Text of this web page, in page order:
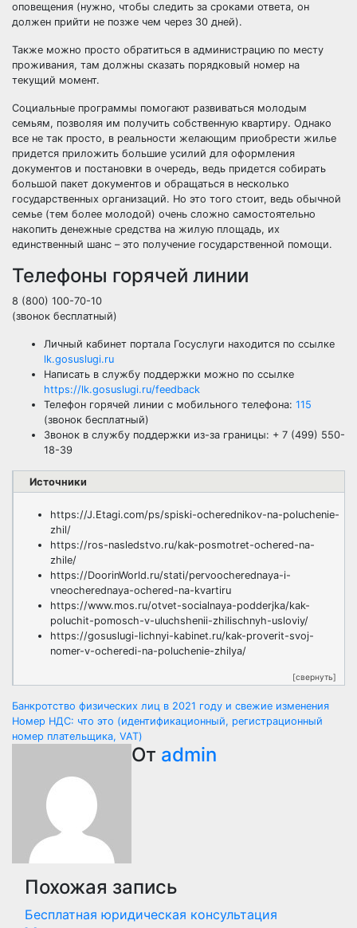
оповещения (нужно, чтобы следить за сроками ответа, он
должен прийти не позже чем через 30 дней).
Также можно просто обратиться в администрацию по месту
проживания, там должны сказать порядковый номер на
текущий момент.
Социальные программы помогают развиваться молодым
семьям, позволяя им получить собственную квартиру. Однако
все не так просто, в реальности желающим приобрести жилье
придется приложить большие усилий для оформления
документов и постановки в очередь, ведь придется собирать
большой пакет документов и обращаться в несколько
государственных организаций. Но это того стоит, ведь обычной
семье (тем более молодой) очень сложно самостоятельно
накопить денежные средства на жилую площадь, их
единственный шанс – это получение государственной помощи.
Телефоны горячей линии
8 (800) 100-70-10
(звонок бесплатный)
Личный кабинет портала Госуслуги находится по ссылке
lk.gosuslugi.ru
Написать в службу поддержки можно по ссылке
https://lk.gosuslugi.ru/feedback
Телефон горячей линии с мобильного телефона: 115
(звонок бесплатный)
Звонок в службу поддержки из-за границы: + 7 (499) 550-
18-39
Источники
https://J.Etagi.com/ps/spiski-ocherednikov-na-poluchenie-
zhil/
https://ros-nasledstvo.ru/kak-posmotret-ochered-na-
zhile/
https://DoorinWorld.ru/stati/pervoocherednaya-i-
vneocherednaya-ochered-na-kvartiru
https://www.mos.ru/otvet-socialnaya-podderjka/kak-
poluchit-pomosch-v-uluchshenii-zhilischnyh-usloviy/
https://gosuslugi-lichnyi-kabinet.ru/kak-proverit-svoj-
nomer-v-ocheredi-na-poluchenie-zhilya/
[свернуть]
Навигация
по
записям
Банкротство физических лиц в 2021 году и свежие изменения
Номер НДС: что это (идентификационный, регистрационный
номер плательщика, VAT)
От admin
Похожая запись
Бесплатная юридическая консультация